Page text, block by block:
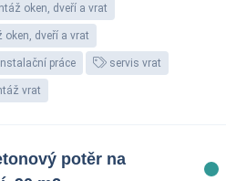
oken, dveří a vrat
oken, dveří a vrat
práce servis vrat
vrat
potěr na